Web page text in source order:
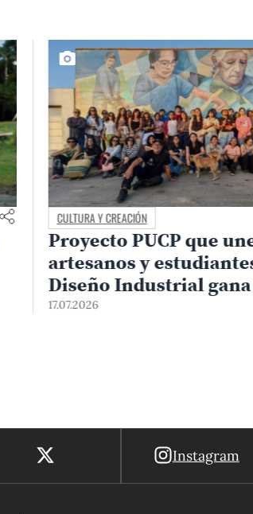
CULTURA Y CREACIÓN
Proyecto PUCP que
artesanos y estudiantes de
Diseño Industrial
Uniservitate 2026
17.07.2026
Instagram